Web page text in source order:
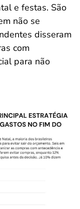
e festas. São
não se
disseram
com
para não